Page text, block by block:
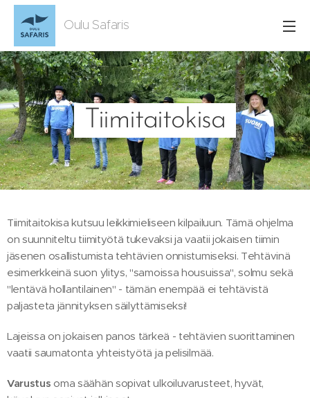
Oulu Safaris
Tiimitaitokisa
Tiimitaitokisa kutsuu leikkimieliseen kilpailuun. Tämä ohjelma
on suunniteltu tiimityötä tukevaksi ja vaatii jokaisen tiimin
jäsenen osallistumista tehtävien onnistumiseksi. Tehtävinä
esimerkkeinä suon ylitys, "samoissa housuissa", solmu sekä
"lentävä hollantilainen" - tämän enempää ei tehtävistä
paljasteta jännityksen säilyttämiseksi!
Lajeissa on jokaisen panos tärkeä - tehtävien suorittaminen
vaatii saumatonta yhteistyötä ja pelisilmää.
Varustus oma säähän sopivat ulkoiluvarusteet, hyvät,